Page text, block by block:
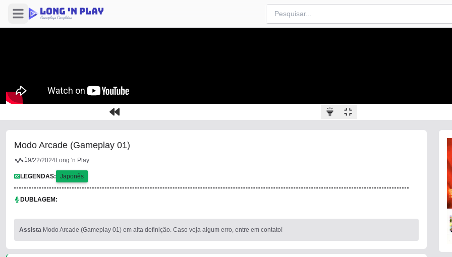
Open sidebar
Modo Arcade (Gameplay 01)
19/22/2024Long 'n Play
LEGENDAS: Japonês
DUBLAGEM:
Assista Modo Arcade (Gameplay 01) em alta definição. Caso veja algum erro, entre em contato!